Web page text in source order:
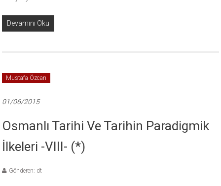
Devamını Oku
Mustafa Özcan
01/06/2015
Osmanlı Tarihi Ve Tarihin Paradigmik
İlkeleri -VIII- (*)
Gönderen: dt